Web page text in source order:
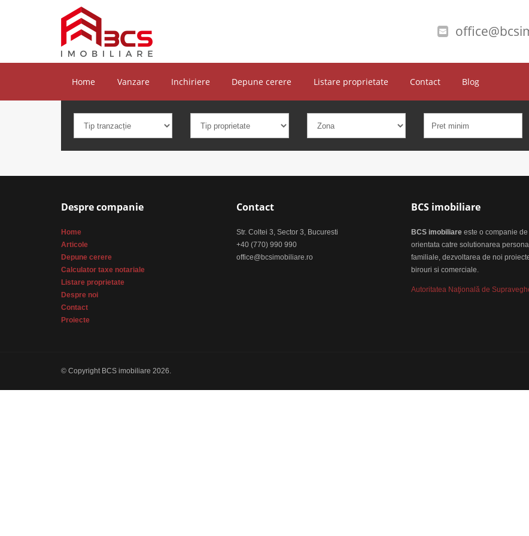
Home Vanzare Inchiriere Depune cerere Listare proprietate Contact Blog
Despre companie
Home
Articole
Depune cerere
Calculator taxe notariale
Listare proprietate
Despre noi
Contact
Proiecte
Contact
Str. Coltei 3, Sector 3, Bucuresti
+40 (770) 990 990
office@bcsimobiliare.ro
BCS imobiliare
BCS imobiliare este o companie
orientata catre solutionarea
familiale, dezvoltarea de noi
birouri si comerciale.
Autoritatea Naţională de
© Copyright BCS imobiliare 2026.